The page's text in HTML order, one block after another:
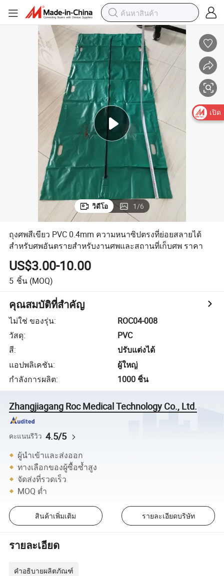
วิดีโอ 1/6
ถุงศพสีเขียว PVC 0.4mm ความหนาซิปตรงที่ย่อยสลายได้
สำหรับศพอันตรายสำหรับงานศพและสถานที่เก็บศพ ราคา
US$3.00-10.00
5 ชิ้น (MOQ)
คุณสมบัติที่สำคัญ
ไม่ใช่ ของรุ่น:
ROC04-008
วัสดุ:
PVC
สี:
ปรับแต่งได้
แอปพลิเคชัน:
ผู้ใหญ่
กำลังการผลิต: 1000 ชิ้น
Zhangjiagang Roc Medical Technology Co., Ltd.
คะแนนรีวิว 4.5/5
ผู้นำเข้าและส่งออก
ทางเลือกของผู้ซื้อซ้ำสูง
จัดส่งที่รวดเร็ว
MOQ ต่ำ
สินค้าเพิ่มเติม รายละเอียดบริษัท
รายละเอียด
คำอธิบายผลิตภัณฑ์
เปิด